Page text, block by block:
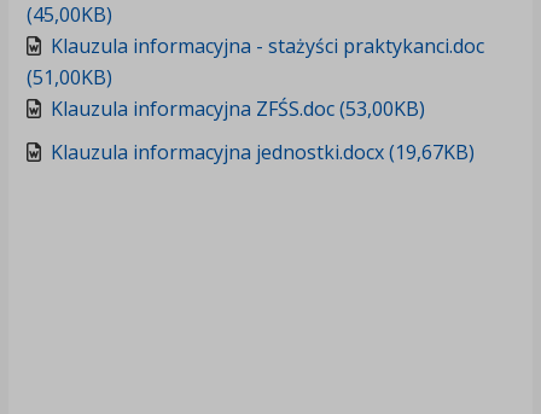
(45,00KB)
Klauzula informacyjna - stażyści praktykanci.doc
(51,00KB)
Klauzula informacyjna ZFŚS.doc (53,00KB)
Klauzula informacyjna jednostki.docx (19,67KB)